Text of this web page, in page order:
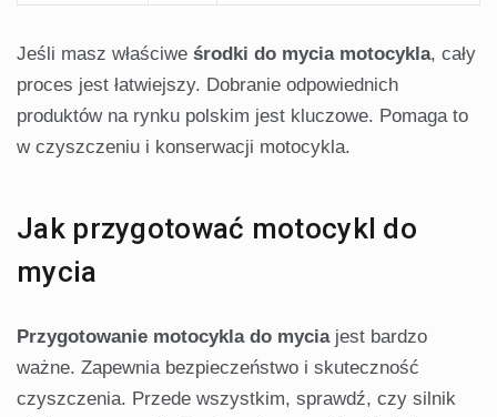
Jeśli masz właściwe środki do mycia motocykla, cały
proces jest łatwiejszy. Dobranie odpowiednich
produktów na rynku polskim jest kluczowe. Pomaga to
w czyszczeniu i konserwacji motocykla.
Jak przygotować motocykl do
mycia
Przygotowanie motocykla do myciajest bardzo
ważne. Zapewnia bezpieczeństwo i skuteczność
czyszczenia. Przede wszystkim, sprawdź, czy silnik